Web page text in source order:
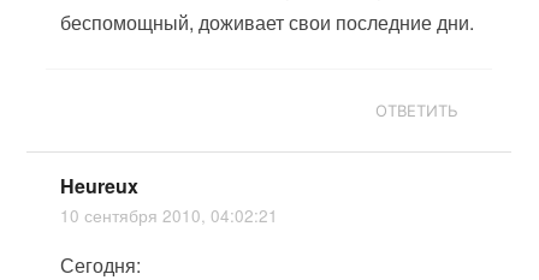
беспомощный, доживает свои последние дни.
ОТВЕТИТЬ
Heureux
10 сентября 2010, 04:02:21
Сегодня: